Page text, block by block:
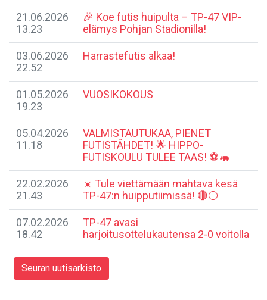
21.06.2026
13.23
🎉 Koe futis huipulta – TP-47 VIP-
elämys Pohjan Stadionilla!
03.06.2026
22.52
Harrastefutis alkaa!
01.05.2026
19.23
VUOSIKOKOUS
05.04.2026
11.18
​VALMISTAUTUKAA, PIENET
FUTISTÄHDET! 🌟 HIPPO-
FUTISKOULU TULEE TAAS! ⚽️🦛
22.02.2026
21.43
​☀️ Tule viettämään mahtava kesä
TP-47:n huipputiimissä! 🔴⚪
07.02.2026
18.42
​TP-47 avasi
harjoitusottelukautensa 2-0 voitolla
Seuran uutisarkisto